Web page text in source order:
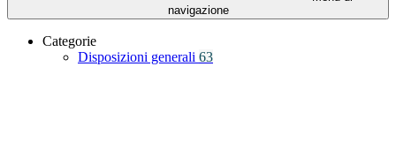
navigazione
Categorie
Disposizioni generali 63